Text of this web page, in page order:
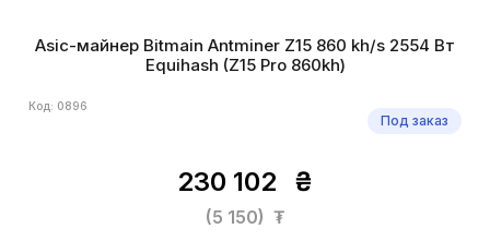
Asic-майнер Bitmain Antminer Z15 860 kh/s 2554 Вт
Equihash (Z15 Pro 860kh)
Код: 0896
Под заказ
230 102 ₴
(5 150) ₮